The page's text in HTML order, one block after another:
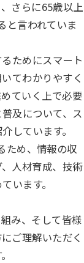
さらに65歳以上
と言われていま
ためにスマート
てわかりやすく
ていく上で必要
及について、ス
しています。
ため、情報の収
人材育成、技術
います。
み、そして皆様
ご理解いただく